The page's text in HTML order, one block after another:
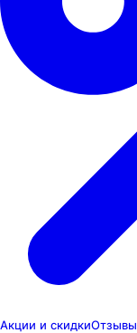
Акции и скидкиОтзывы